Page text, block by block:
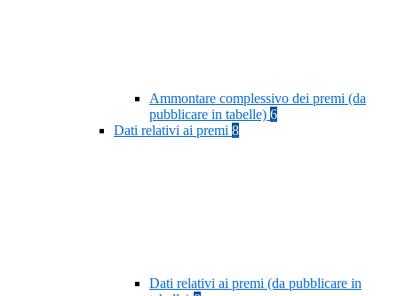
Ammontare complessivo dei premi (da
pubblicare in tabelle) 6
Dati relativi ai premi 8
Dati relativi ai premi (da pubblicare in